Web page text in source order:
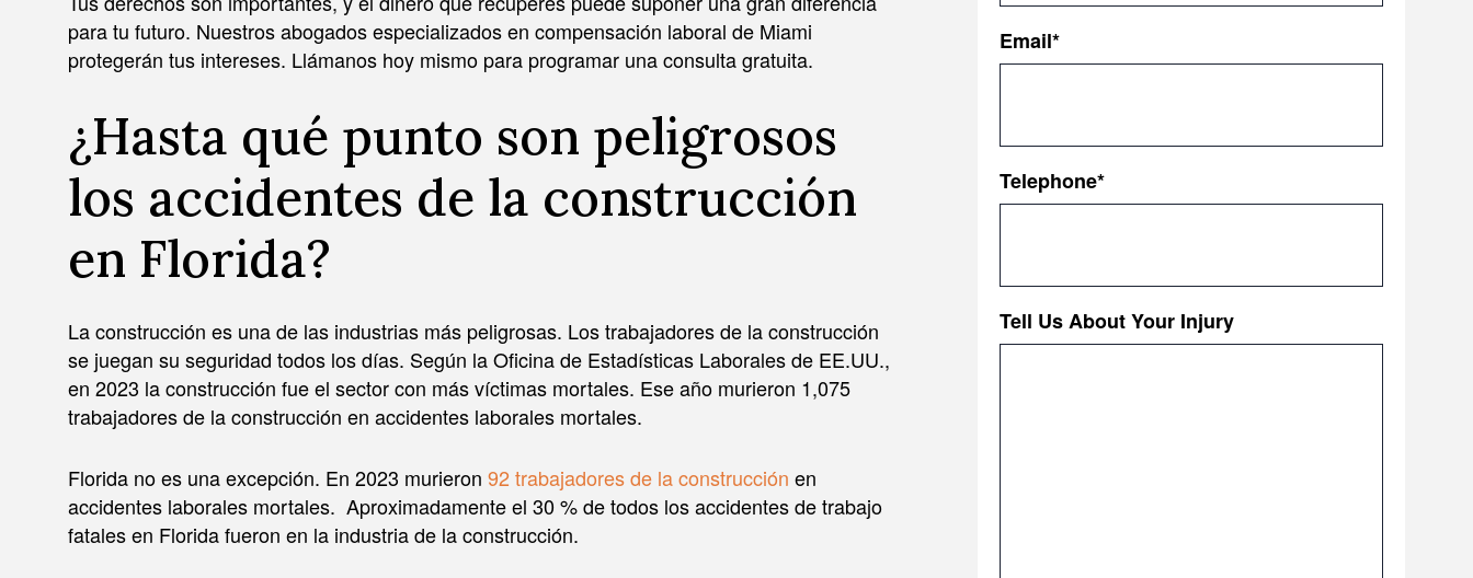
para tu futuro. Nuestros abogados especializados en compensación laboral de Miami
protegerán tus intereses. Llámanos hoy mismo para programar una consulta gratuita.
¿Hasta qué punto son peligrosos
los accidentes de la construcción
en Florida?
La construcción es una de las industrias más peligrosas. Los trabajadores de la construcción
se juegan su seguridad todos los días. Según la Oficina de Estadísticas Laborales de EE.UU.,
en 2023 la construcción fue el sector con más víctimas mortales. Ese año murieron 1,075
trabajadores de la construcción en accidentes laborales mortales.
Florida no es una excepción. En 2023 murieron 92 trabajadores de la construcción en
accidentes laborales mortales. Aproximadamente el 30 % de todos los accidentes de trabajo
fatales en Florida fueron en la industria de la construcción.
Email*
Telephone*
Tell Us About Your Injury